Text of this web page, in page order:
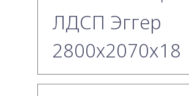
ЛДСП Эггер
2800х2070x18